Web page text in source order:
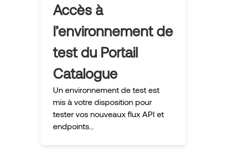
Accès à
l’environnement de
test du Portail
Catalogue
Un environnement de test est
mis à votre disposition pour
tester vos nouveaux flux API et
endpoints...